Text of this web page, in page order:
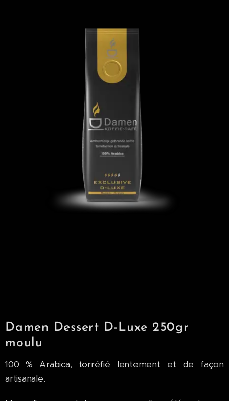
Damen Dessert D-Luxe 250gr
moulu
100 % Arabica, torréfié lentement et de façon
artisanale.